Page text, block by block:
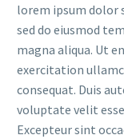
lorem ipsum dolor
sed do eiusmod
magna aliqua. Ut
exercitation
consequat. Duis
voluptate velit
Excepteur sint